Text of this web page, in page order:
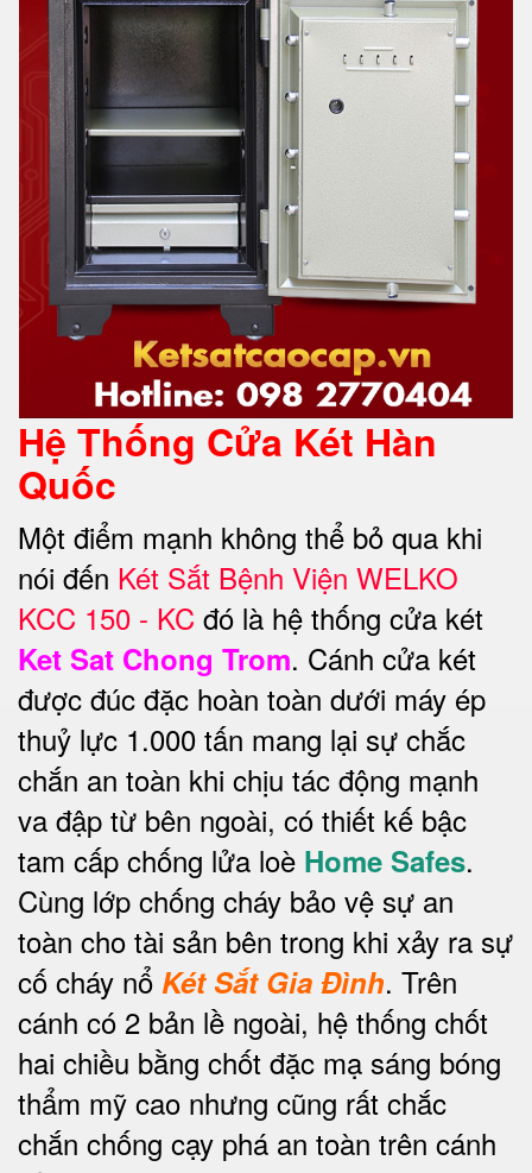
Hệ Thống Cửa Két Hàn
Quốc
Một điểm mạnh không thể bỏ qua khi
nói đến Két Sắt Bệnh Viện WELKO
KCC 150 - KC đó là hệ thống cửa két
Ket Sat Chong Trom. Cánh cửa két
được đúc đặc hoàn toàn dưới máy ép
thuỷ lực 1.000 tấn mang lại sự chắc
chắn an toàn khi chịu tác động mạnh
va đập từ bên ngoài, có thiết kế bậc
tam cấp chống lửa loè Home Safes.
Cùng lớp chống cháy bảo vệ sự an
toàn cho tài sản bên trong khi xảy ra sự
cố cháy nổ Két Sắt Gia Đình. Trên
cánh có 2 bản lề ngoài, hệ thống chốt
hai chiều bằng chốt đặc mạ sáng bóng
thẩm mỹ cao nhưng cũng rất chắc
chắn chống cạy phá an toàn trên cánh